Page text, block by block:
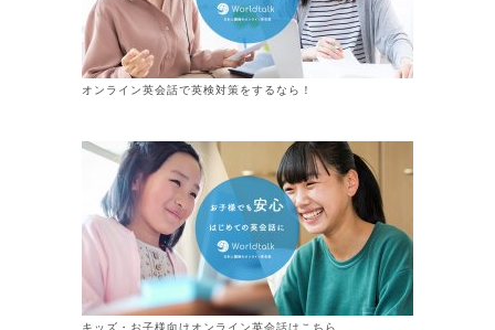
オンライン英会話で英検対策をするなら！
キッズ・お子様向けオンライン英会話はこちら